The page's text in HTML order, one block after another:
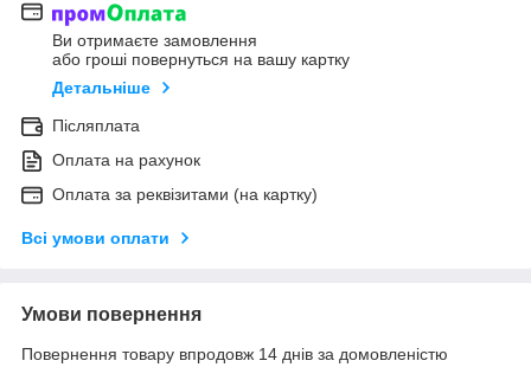
Ви отримаєте замовлення
або гроші повернуться на вашу картку
Детальніше
Післяплата
Оплата на рахунок
Оплата за реквізитами (на картку)
Всі умови оплати
Умови повернення
Повернення товару впродовж 14 днів за домовленістю